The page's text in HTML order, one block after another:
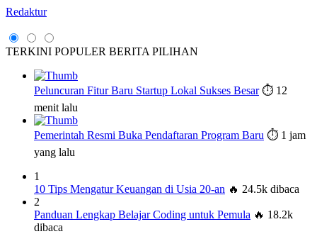
Redaktur
TERKINI POPULER BERITA PILIHAN
Peluncuran Fitur Baru Startup Lokal Sukses Besar ⏱️ 12
menit lalu
Pemerintah Resmi Buka Pendaftaran Program Baru ⏱️ 1 jam
yang lalu
1
10 Tips Mengatur Keuangan di Usia 20-an 🔥 24.5k dibaca
2
Panduan Lengkap Belajar Coding untuk Pemula 🔥 18.2k
dibaca